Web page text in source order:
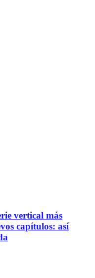
vertical más
capítulos: así